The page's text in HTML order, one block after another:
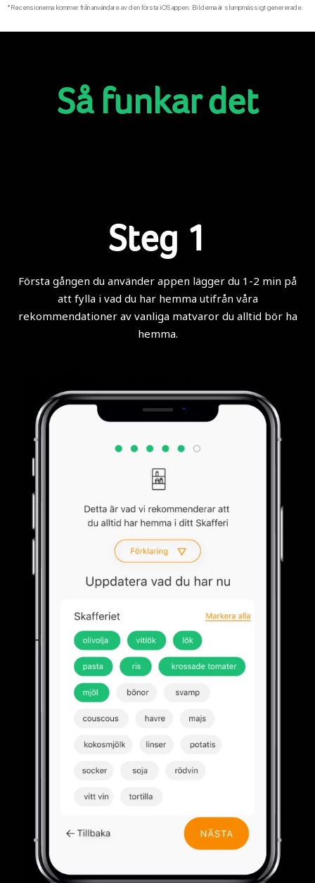
*Recensionerna kommer från användare av den första iOS appen. Bilderna är slumpmässigt genererade.
Så funkar det
Steg 1
Första gången du använder appen lägger du 1-2 min på
att fylla i vad du har hemma utifrån våra
rekommendationer av vanliga matvaror du alltid bör ha
hemma.